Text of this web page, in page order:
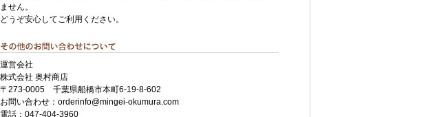
ません。
どうぞ安心してご利用ください。
運営会社
株式会社 奥村商店
〒273-0005 千葉県船橋市本町6-19-8-602
お問い合わせ：orderinfo@mingei-okumura.com
電話：047-404-3960